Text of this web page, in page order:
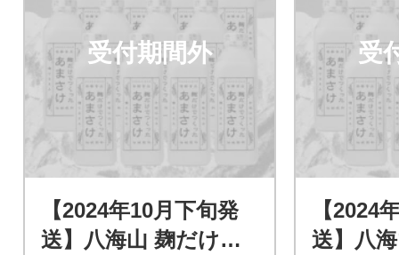
受付期間外
【2024年10月下旬発
送】八海山 麹だけで
受
【2024
送】八